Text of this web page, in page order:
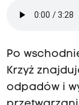
Po
Krzyż
odpadów i